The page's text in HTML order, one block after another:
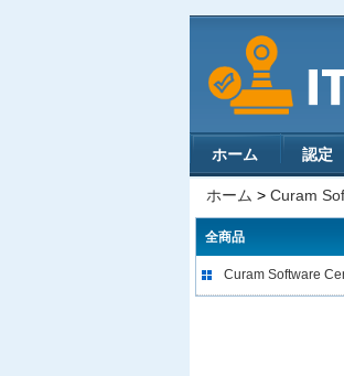
ホーム 認定
ホーム > Curam
全商品
Curam Software